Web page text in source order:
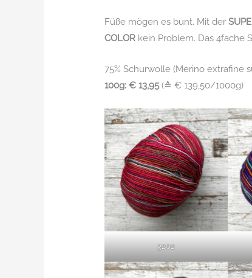
Füße mögen es bunt. Mit der
COLOR kein Problem. Das 4fache
75% Schurwolle (Merino extrafine
100g: € 13,95(≙ € 139,50/1000g)
3202